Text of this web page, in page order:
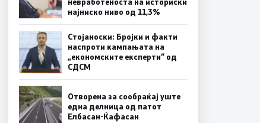
најниско ниво од 11,3%
Стојаноски: Бројки и факти
наспроти кампањата на
„економските експерти“ од
СДСM
Отворена за сообраќај уште
една делница од патот
Елбасан-Ќафасан